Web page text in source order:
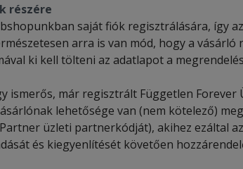
részére
saját fiók regisztrálására, így
arra is van mód, hogy a vásárló
ki kell tölteni az adatlapot a
ismerős, már regisztrált Független Forever
lehetősége van (nem kötelező)
üzleti partnerkódját), akihez ezáltal
és kiegyenlítését követően